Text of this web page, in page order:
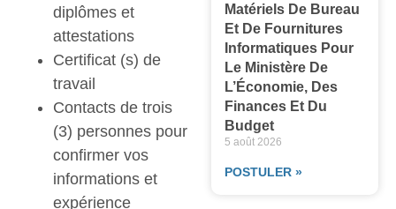
diplômes et
attestations
Certificat (s) de
travail
Contacts de trois
(3) personnes pour
confirmer vos
informations et
expérience
Matériels De Bureau
Et De Fournitures
Informatiques Pour
Le Ministère De
L’Économie, Des
Finances Et Du
Budget
5 août 2026
POSTULER »